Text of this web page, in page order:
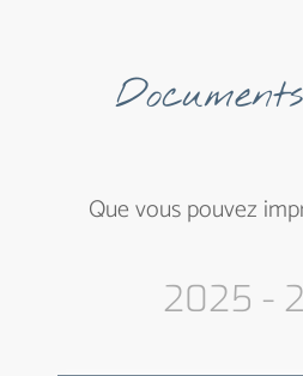
Que vous pouvez
2025 -